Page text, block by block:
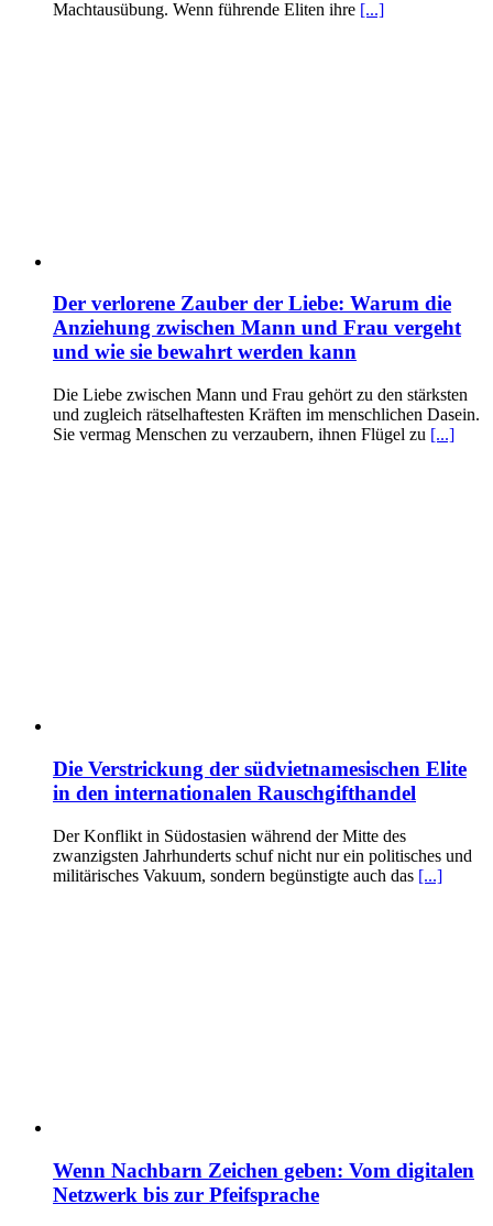
Machtausübung. Wenn führende Eliten ihre [...]
Der verlorene Zauber der Liebe: Warum die
Anziehung zwischen Mann und Frau vergeht
und wie sie bewahrt werden kann
Die Liebe zwischen Mann und Frau gehört zu den stärksten
und zugleich rätselhaftesten Kräften im menschlichen Dasein.
Sie vermag Menschen zu verzaubern, ihnen Flügel zu [...]
Die Verstrickung der südvietnamesischen Elite
in den internationalen Rauschgifthandel
Der Konflikt in Südostasien während der Mitte des
zwanzigsten Jahrhunderts schuf nicht nur ein politisches und
militärisches Vakuum, sondern begünstigte auch das [...]
Wenn Nachbarn Zeichen geben: Vom digitalen
Netzwerk bis zur Pfeifsprache